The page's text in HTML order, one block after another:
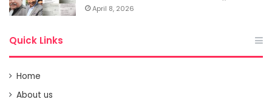
April 8, 2026
Quick Links
Home
About us